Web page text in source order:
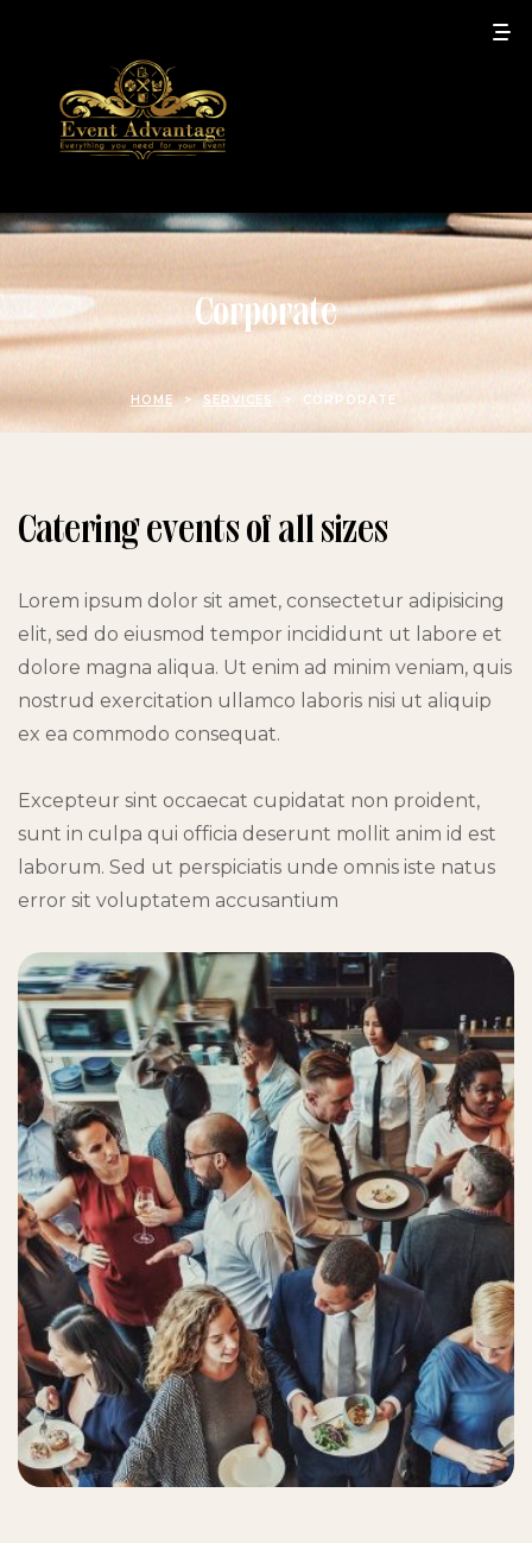
Corporate
HOME > SERVICES > CORPORATE
Catering events of all sizes
Lorem ipsum dolor sit amet, consectetur adipisicing
elit, sed do eiusmod tempor incididunt ut labore et
dolore magna aliqua. Ut enim ad minim veniam, quis
nostrud exercitation ullamco laboris nisi ut aliquip
ex ea commodo consequat.
Excepteur sint occaecat cupidatat non proident,
sunt in culpa qui officia deserunt mollit anim id est
laborum. Sed ut perspiciatis unde omnis iste natus
error sit voluptatem accusantium